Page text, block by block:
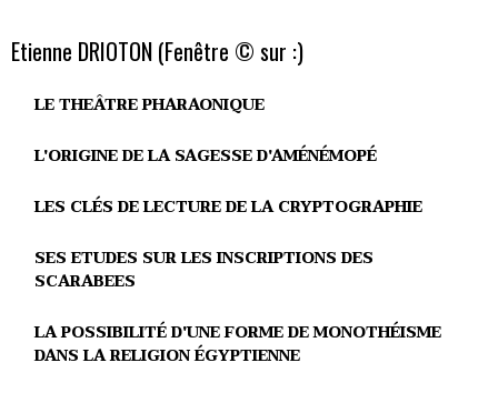
Etienne DRIOTON (Fenêtre © sur :)
LE THEÂTRE PHARAONIQUE
L'ORIGINE DE LA SAGESSE D'AMÉNÉMOPÉ
LES CLÉS DE LECTURE DE LA CRYPTOGRAPHIE
SES ETUDES SUR LES INSCRIPTIONS DES
SCARABEES
LA POSSIBILITÉ D'UNE FORME DE MONOTHÉISME
DANS LA RELIGION ÉGYPTIENNE